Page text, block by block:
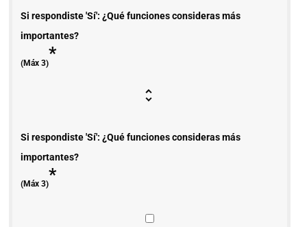
Si respondiste 'Sí': ¿Qué funciones consideras más
importantes?
(Máx 3)*
Si respondiste 'Sí': ¿Qué funciones consideras más
importantes?
(Máx 3)*